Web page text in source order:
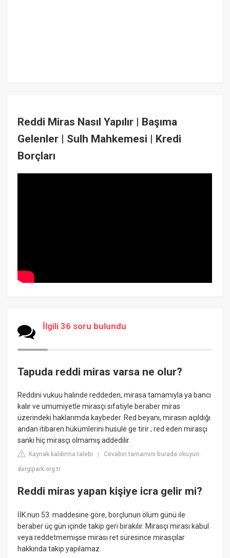
Reddi Miras Nasıl Yapılır | Başıma
Gelenler | Sulh Mahkemesi | Kredi
Borçları
İlgili 36 soru bulundu
Tapuda reddi miras varsa ne olur?
Reddini vukuu halinde reddeden, mirasa tamamıyla ya bancı
kalır ve umumiyetle mirasçı sıfatiyle beraber miras
üzerindeki haklarımda kaybeder. Red beyanı, mirasın açıldığı
andan itibaren hükümlerini husule ge tirir ; red eden mirasçı
sanki hiç mirasçı olmamış addedilir.
Kaynak kaldırma talebi |Cevabın tamamını burada okuyun:
dergipark.org.tr
Reddi miras yapan kişiye icra gelir mi?
İİK.nun 53. maddesine göre, borçlunun ölüm günü ile
beraber üç gün içinde takip geri bırakılır. Mirasçı mirası kabul
veya reddetmemişse mirası ret süresince mirasçılar
hakkında takip yapılamaz.